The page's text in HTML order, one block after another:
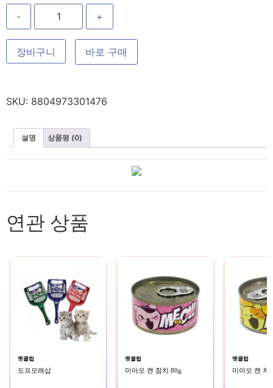
- +
장바구니 바로 구매
SKU: 8804973301476
설명 상품평 (0)
연관 상품
펫클럽
도프모래삽
펫클럽
미아오 캔 참치 80g
펫클럽
미아오 캔 치